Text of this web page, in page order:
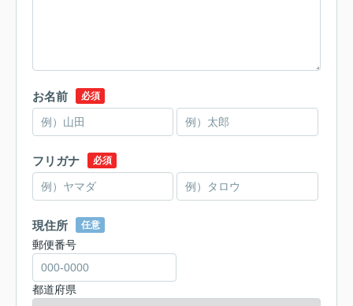
お名前 必須
フリガナ 必須
現住所 任意
郵便番号
都道府県